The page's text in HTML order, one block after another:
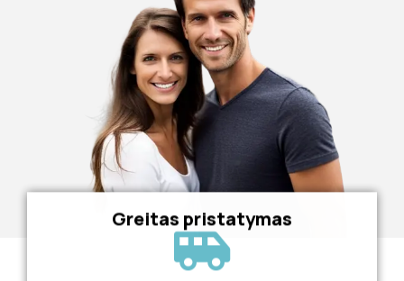
Greitas pristatymas